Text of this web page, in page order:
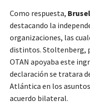
Como respuesta,
destacando la
organizaciones, las
distintos. Stoltenberg,
OTAN apoyaba este
declaración se tratara
Atlántica en los
acuerdo bilateral.